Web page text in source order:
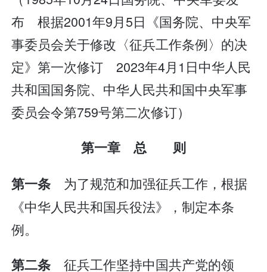
布 根据2001年9月5日《国务院、中央军
事委员会关于修改〈征兵工作条例〉的决
定》第一次修订 2023年4月1日中华人民
共和国国务院、中华人民共和国中央军事
委员会令第759号第二次修订）
第一章 总 则
第一条 为了规范和加强征兵工作，根据
《中华人民共和国兵役法》，制定本条
例。
第二条 征兵工作坚持中国共产党的领